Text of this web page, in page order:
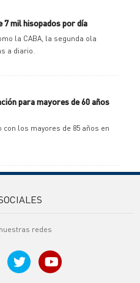
7 mil hisopados por día
la CABA, la segunda ola
a diario.
para mayores de 60 años
los mayores de 85 años en
redes